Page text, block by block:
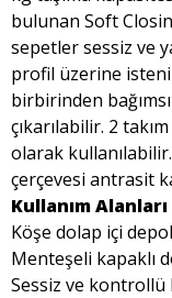
bulunan Soft
sepetler sessiz ve
profil üzerine
birbirinden
çıkarılabilir. 2
olarak
çerçevesi antrasit
Kullanım Alanları
Köşe dolap içi
Menteşeli kapaklı
Sessiz ve